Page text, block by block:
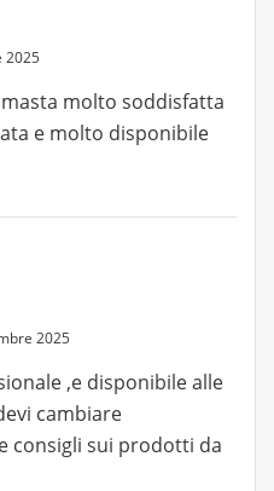
2025
molto soddisfatta
e molto disponibile
2025
,e disponibile alle
cambiare
consigli sui prodotti da